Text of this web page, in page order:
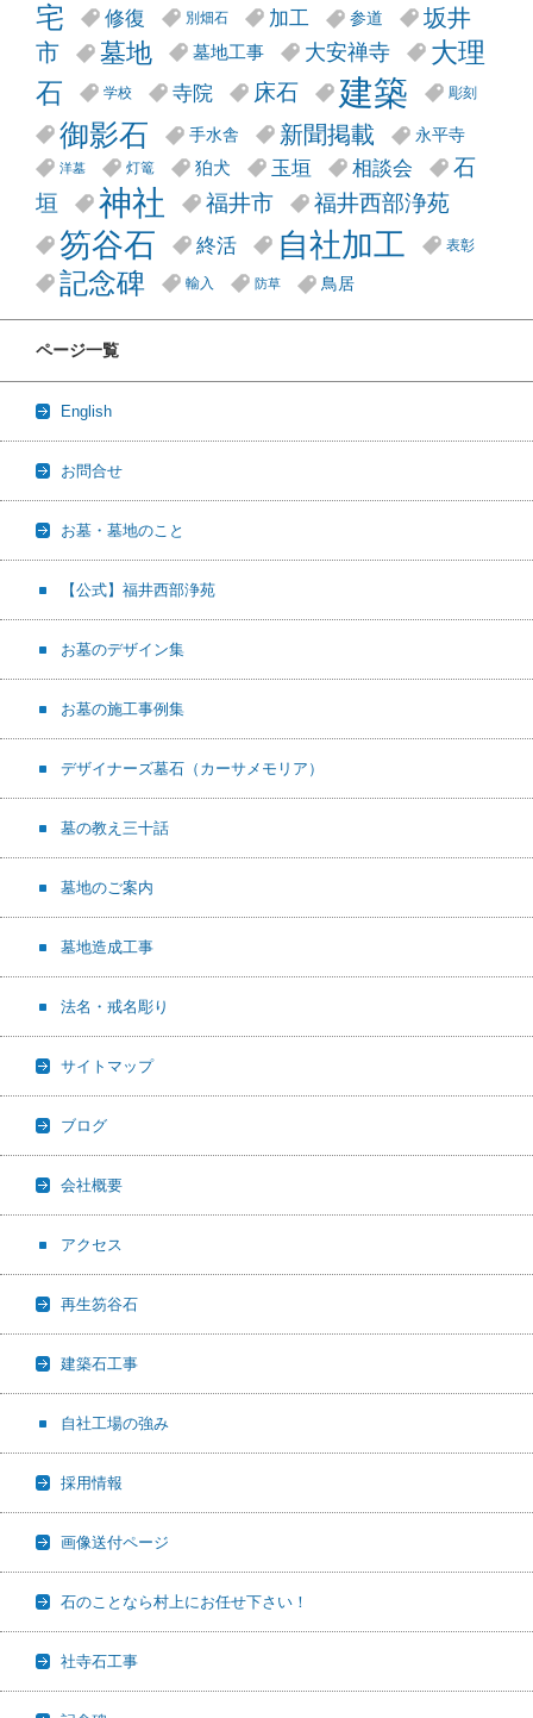
宅
修復 別畑石 加工 参道
坂井
市
墓地 墓地工事 大安禅寺
大理
石
学校 寺院 床石 建築 彫刻
御影石 手水舎 新聞掲載 永平寺
洋墓 灯篭 狛犬 玉垣 相談会
石
垣
神社 福井市 福井西部浄苑
笏谷石 終活 自社加工 表彰
記念碑 輸入 防草 鳥居
ページ一覧
English
お問合せ
お墓・墓地のこと
【公式】福井西部浄苑
お墓のデザイン集
お墓の施工事例集
デザイナーズ墓石（カーサメモリア）
墓の教え三十話
墓地のご案内
墓地造成工事
法名・戒名彫り
サイトマップ
ブログ
会社概要
アクセス
再生笏谷石
建築石工事
自社工場の強み
採用情報
画像送付ページ
石のことなら村上にお任せ下さい！
社寺石工事